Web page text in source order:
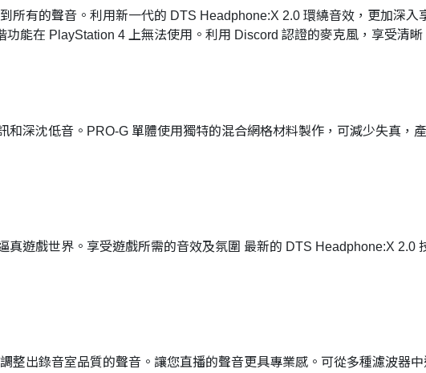
所有的聲音。利用新一代的 DTS Headphone:X 2.0 環繞音效，更加深入
能在 PlayStation 4 上無法使用。 利用 Discord 認證的麥克風，享受清晰
深沈低音。PRO-G 單體使用獨特的混合網格材料製作，可減少失真，
真遊戲世界。享受遊戲所需的音效及氛圍 最新的 DTS Headphone:X 2.0
整出錄音室品質的聲音。讓您直播的聲音更具專業感。可從多種濾波器